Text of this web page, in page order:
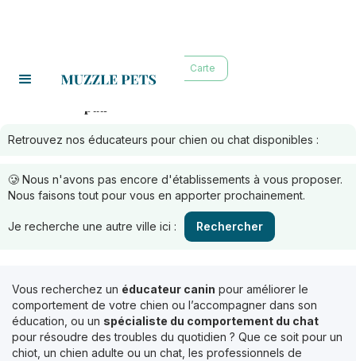
Carte
Retrouvez nos éducateurs pour chien ou chat disponibles :
🥲 Nous n'avons pas encore d'établissements à vous proposer.
Nous faisons tout pour vous en apporter prochainement.
Je recherche une autre ville ici : Rechercher
Vous recherchez un éducateur canin pour améliorer le
comportement de votre chien ou l’accompagner dans son
éducation, ou un spécialiste du comportement du chat
pour résoudre des troubles du quotidien ? Que ce soit pour un
chiot, un chien adulte ou un chat, les professionnels de